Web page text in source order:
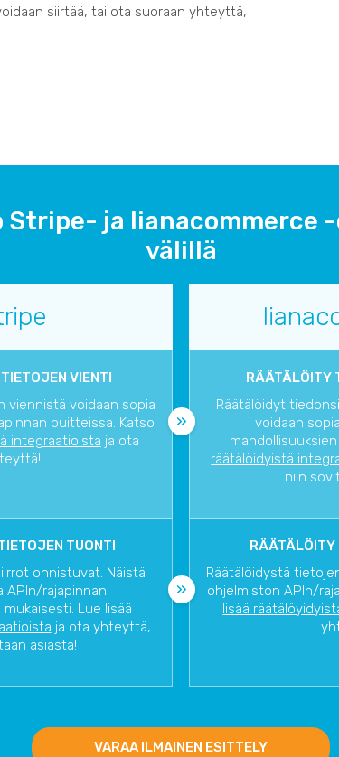
siirtää, tai ota suoraan yhteyttä,
Stripe- ja lianacommerce
välillä
VIENTI
viennistä voidaan sopia
puitteissa. Katso
integraatioista ja ota
RÄÄTÄLÖITY
Räätälöidyt
voidaan
räätälöidyistä
niin
TUONTI
onnistuvat. Näistä
APIn/rajapinnan
Lue lisää
ja ota yhteyttä,
asiasta!
RÄÄTÄLÖITY
Räätälöidystä
ohjelmiston APIn/
lisää
VARAA ILMAINEN ESITTELY